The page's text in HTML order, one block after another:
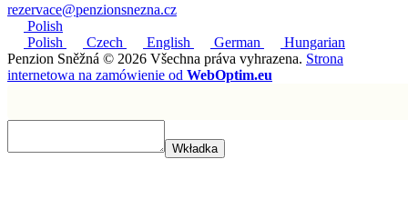
rezervace@penzionsnezna.cz
Polish
Polish
Czech English German
Hungarian
Penzion Sněžná © 2026 Všechna práva vyhrazena. Strona
internetowa na zamówienie od WebOptim.eu
Wkładka